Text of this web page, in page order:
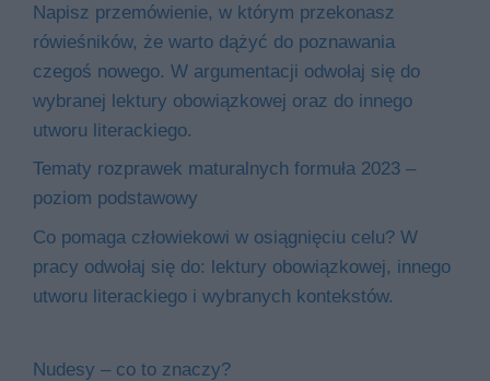
Napisz przemówienie, w którym przekonasz
rówieśników, że warto dążyć do poznawania
czegoś nowego. W argumentacji odwołaj się do
wybranej lektury obowiązkowej oraz do innego
utworu literackiego.
Tematy rozprawek maturalnych formuła 2023 –
poziom podstawowy
Co pomaga człowiekowi w osiągnięciu celu? W
pracy odwołaj się do: lektury obowiązkowej, innego
utworu literackiego i wybranych kontekstów.
Nudesy – co to znaczy?